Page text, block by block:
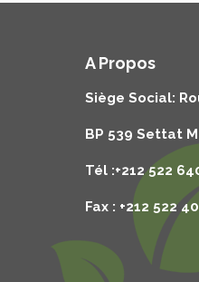
A Propos
Siège Social:
BP 539 Settat
Tél :+212 522
Fax : +212 522